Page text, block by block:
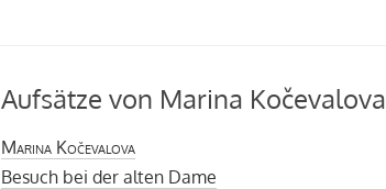
Aufsätze von Marina Kočevalova
Marina Kočevalova
Besuch bei der alten Dame